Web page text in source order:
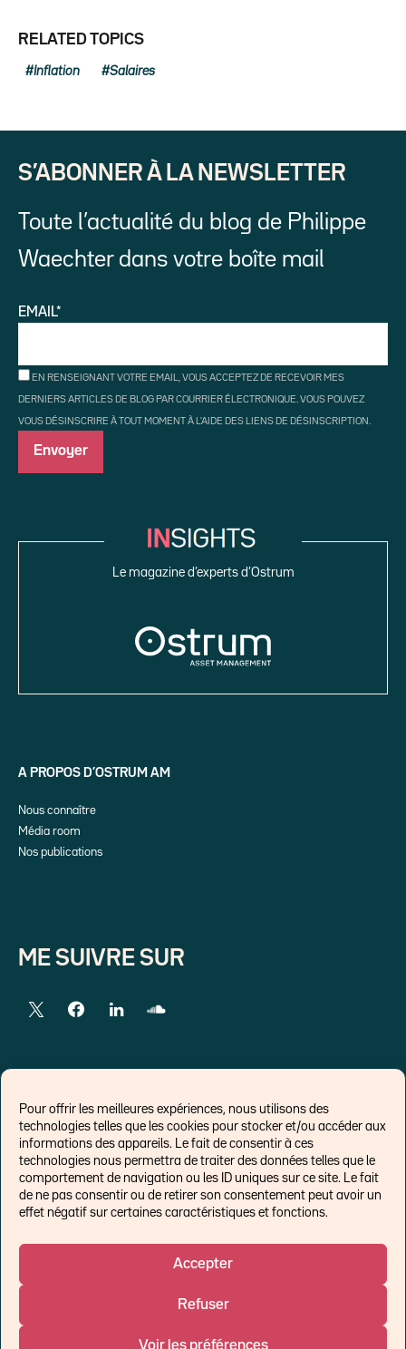
Pour offrir les meilleures expériences, nous utilisons des
technologies telles que les cookies pour stocker et/ou accéder aux
informations des appareils. Le fait de consentir à ces
technologies nous permettra de traiter des données telles que le
comportement de navigation ou les ID uniques sur ce site. Le fait
de ne pas consentir ou de retirer son consentement peut avoir un
effet négatif sur certaines caractéristiques et fonctions.
Accepter
Refuser
Voir les préférences
RELATED TOPICS
Inflation Salaires
S’ABONNER À LA NEWSLETTER
Toute l’actualité du blog de Philippe
Waechter dans votre boîte mail
EMAIL*
EN RENSEIGNANT VOTRE EMAIL, VOUS ACCEPTEZ DE RECEVOIR MES
DERNIERS ARTICLES DE BLOG PAR COURRIER ÉLECTRONIQUE. VOUS POUVEZ
VOUS DÉSINSCRIRE À TOUT MOMENT À L'AIDE DES LIENS DE DÉSINSCRIPTION.
Le magazine d’experts d’Ostrum
A PROPOS D’OSTRUM AM
Nous connaître
Média room
Nos publications
ME SUIVRE SUR
LIENS EXTERNES
Chroniques pour Forbes
Economistes
Think tank
Politique de cookies (UE)